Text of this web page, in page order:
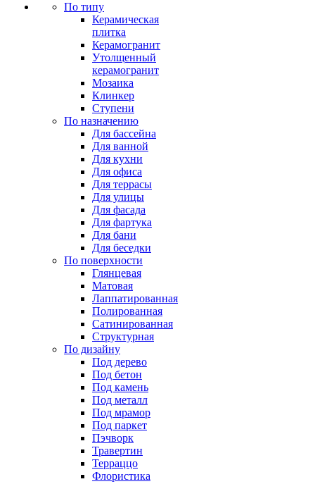
По типу
Керамическая
плитка
Керамогранит
Утолщенный
керамогранит
Мозаика
Клинкер
Ступени
По назначению
Для бассейна
Для ванной
Для кухни
Для офиса
Для террасы
Для улицы
Для фасада
Для фартука
Для бани
Для беседки
По поверхности
Глянцевая
Матовая
Лаппатированная
Полированная
Сатинированная
Структурная
По дизайну
Под дерево
Под бетон
Под камень
Под металл
Под мрамор
Под паркет
Пэчворк
Травертин
Терраццо
Флористика